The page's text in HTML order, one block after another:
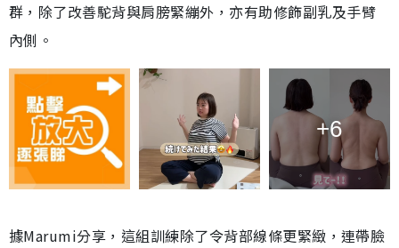
群，除了改善駝背與肩膀緊繃外，亦有助修飾副乳及手臂
內側。
+6
據Marumi分享，這組訓練除了令背部線條更緊緻，連帶臉